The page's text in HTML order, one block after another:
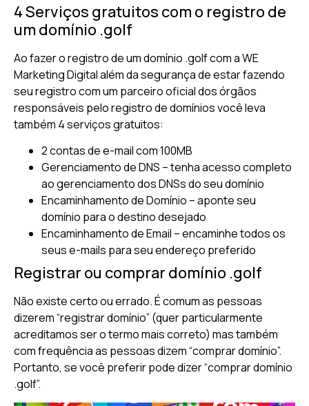
4 Serviços gratuitos com o registro de
um domínio .golf
Ao fazer o registro de um domínio .golf com a WE
Marketing Digital além da segurança de estar fazendo
seu registro com um parceiro oficial dos órgãos
responsáveis pelo registro de domínios você leva
também 4 serviços gratuitos:
2 contas de e-mail com 100MB
Gerenciamento de DNS – tenha acesso completo
ao gerenciamento dos DNSs do seu domínio
Encaminhamento de Domínio – aponte seu
domínio para o destino desejado
Encaminhamento de Email – encaminhe todos os
seus e-mails para seu endereço preferido
Registrar ou comprar domínio .golf
Não existe certo ou errado. É comum as pessoas
dizerem “registrar domínio” (quer particularmente
acreditamos ser o termo mais correto) mas também
com frequência as pessoas dizem “comprar domínio”.
Portanto, se você preferir pode dizer “comprar domínio
.golf”.